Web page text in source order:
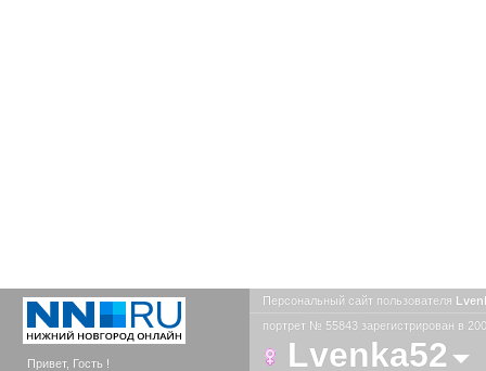
Привет, Гость !
Персональный сайт пользователя
портрет № 55843 зарегистрирован в
Lvenka52